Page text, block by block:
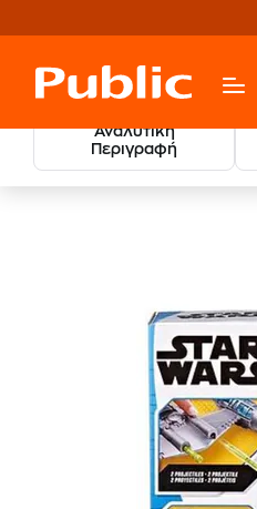
Αναλυτική
Περιγραφή
Παιχνίδια & Παιδικά